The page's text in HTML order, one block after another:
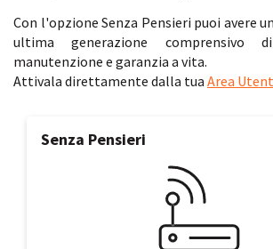
Con l'opzione Senza Pensieri puoi avere
ultima generazione comprensivo
manutenzione e garanzia a vita.
Attivala direttamente dalla tua Area
Senza Pensieri